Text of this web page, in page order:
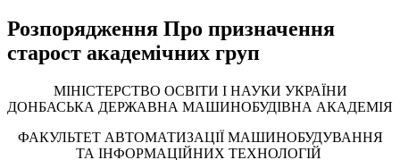
Розпорядження Про призначення
старост академічних груп
МІНІСТЕРСТВО ОСВІТИ І НАУКИ УКРАЇНИ
ДОНБАСЬКА ДЕРЖАВНА МАШИНОБУДІВНА АКАДЕМІЯ
ФАКУЛЬТЕТ АВТОМАТИЗАЦІЇ МАШИНОБУДУВАННЯ
ТА ІНФОРМАЦІЙНИХ ТЕХНОЛОГІЙ